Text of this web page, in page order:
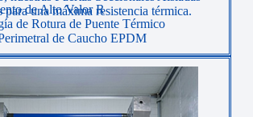
para una máxima resistencia térmica.
de Alto Valor R
de Rotura de Puente Térmico
de Caucho EPDM